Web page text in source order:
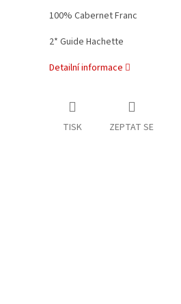
100% Cabernet Franc
2* Guide Hachette
Detailní informace
TISK ZEPTAT SE